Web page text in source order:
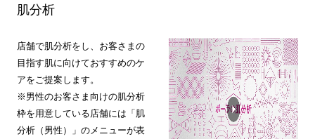
肌分析
店舗で肌分析をし、お客さまの
目指す肌に向けておすすめのケ
アをご提案します。
※男性のお客さま向けの肌分析
枠を用意している店舗には「肌
分析（男性）」のメニューが表